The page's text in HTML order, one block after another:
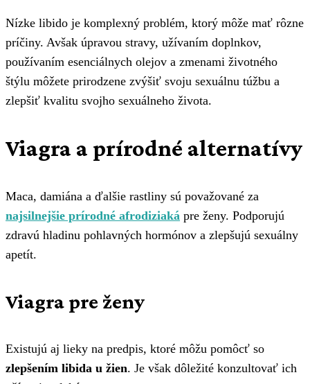
Nízke libido je komplexný problém, ktorý môže mať rôzne
príčiny. Avšak úpravou stravy, užívaním doplnkov,
používaním esenciálnych olejov a zmenami životného
štýlu môžete prirodzene zvýšiť svoju sexuálnu túžbu a
zlepšiť kvalitu svojho sexuálneho života.
Viagra a prírodné alternatívy
Maca, damiána a ďalšie rastliny sú považované za
najsilnejšie prírodné afrodiziaká pre ženy. Podporujú
zdravú hladinu pohlavných hormónov a zlepšujú sexuálny
apetít.
Viagra pre ženy
Existujú aj lieky na predpis, ktoré môžu pomôcť so
zlepšením libida u žien. Je však dôležité konzultovať ich